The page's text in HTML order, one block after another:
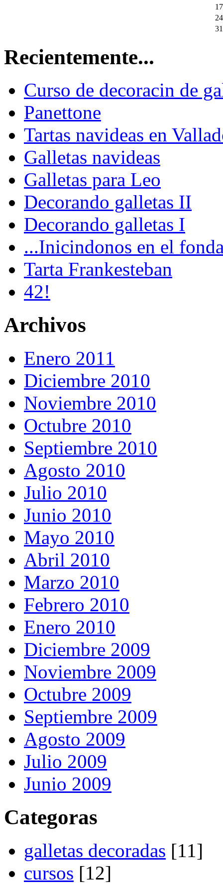
17
24
31
Recientemente...
Curso de decoracin de
Panettone
Tartas navideas en
Galletas navideas
Galletas para Leo
Decorando galletas II
Decorando galletas I
...Inicindonos en el
Tarta Frankesteban
42!
Archivos
Enero 2011
Diciembre 2010
Noviembre 2010
Octubre 2010
Septiembre 2010
Agosto 2010
Julio 2010
Junio 2010
Mayo 2010
Abril 2010
Marzo 2010
Febrero 2010
Enero 2010
Diciembre 2009
Noviembre 2009
Octubre 2009
Septiembre 2009
Agosto 2009
Julio 2009
Junio 2009
Categoras
galletas decoradas [11]
cursos [12]